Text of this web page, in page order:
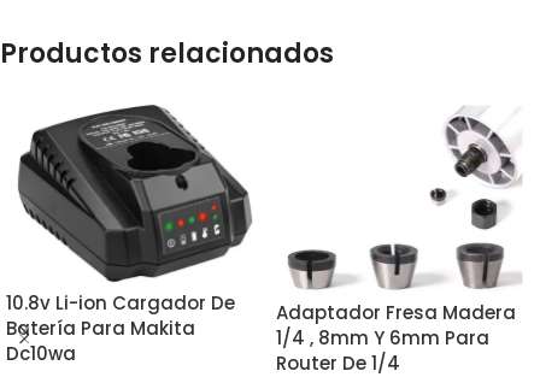
Productos relacionados
10.8v Li-ion Cargador De
Batería Para Makita
Dc10wa
Adaptador Fresa Madera
1/4 , 8mm Y 6mm Para
Router De 1/4